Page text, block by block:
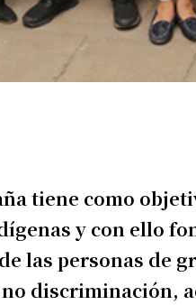
tiene como
y con ello
las personas de
discriminación,